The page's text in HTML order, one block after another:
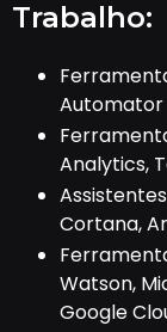
Trabalho:
Automator
Analytics,
Cortana,
Watson,
Google